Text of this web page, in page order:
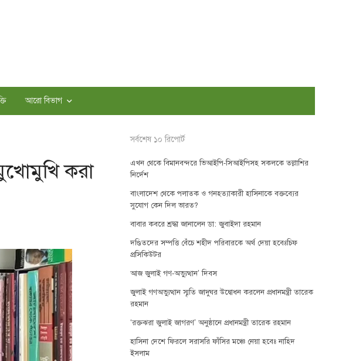
আরো বিভাগ
করা
সর্বশেষ ১০ রিপোর্ট
এখন থেকে বিমানবন্দরে ভিআইপি-সিআইপিসহ সকলকে তল্লাশির
নির্দেশ
বাংলাদেশ থেকে পলাতক ও গনহত্যাকারী হাসিনাকে বক্তব্যের
সুযোগ কেন দিল ভারত?
বাবার কবরে শ্রদ্ধা জানালেন ডা: জুবাইদা রহমান
দণ্ডিতদের সম্পত্তি বেঁচে শহীদ পরিবারকে অর্থ দেয়া হবেঃচিফ
প্রসিকিউটর
আজ জুলাই গণ-অভ্যুত্থান’ দিবস
জুলাই গণঅভ্যুত্থান স্মৃতি জাদুঘর উদ্বোধন করলেন প্রধানমন্ত্রী তারেক
রহমান
‘রক্তঝরা জুলাই জাগরণ’ অনুষ্ঠানে প্রধানমন্ত্রী তারেক রহমান
হাসিনা দেশে ফিরলে সরাসরি ফাঁসির মঞ্চে নেয়া হবেঃ নাহিদ
ইসলাম